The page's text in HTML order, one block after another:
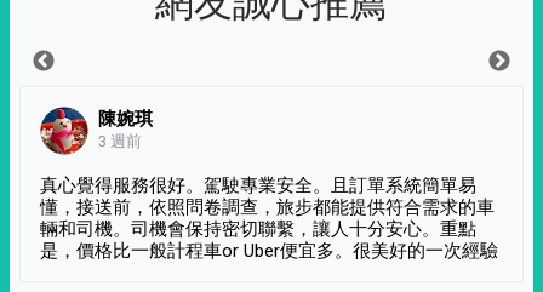
陳婉琪
3 週前
真心覺得服務很好。駕駛專業安全。且訂單系統簡單易
懂，接送前，依照問卷調查，旅步都能提供符合需求的車
輛和司機。司機會保持密切聯繫，讓人十分安心。重點
是，價格比一般計程車or Uber便宜多。很美好的一次經驗